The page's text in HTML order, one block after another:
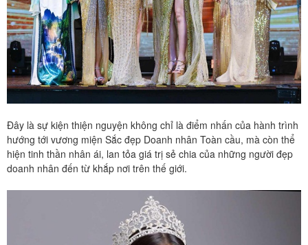
Đây là sự kiện thiện nguyện không chỉ là điểm nhấn của hành trình
hướng tới vương miện Sắc đẹp Doanh nhân Toàn cầu, mà còn thể
hiện tinh thần nhân ái, lan tỏa giá trị sẻ chia của những người đẹp
doanh nhân đến từ khắp nơi trên thế giới.